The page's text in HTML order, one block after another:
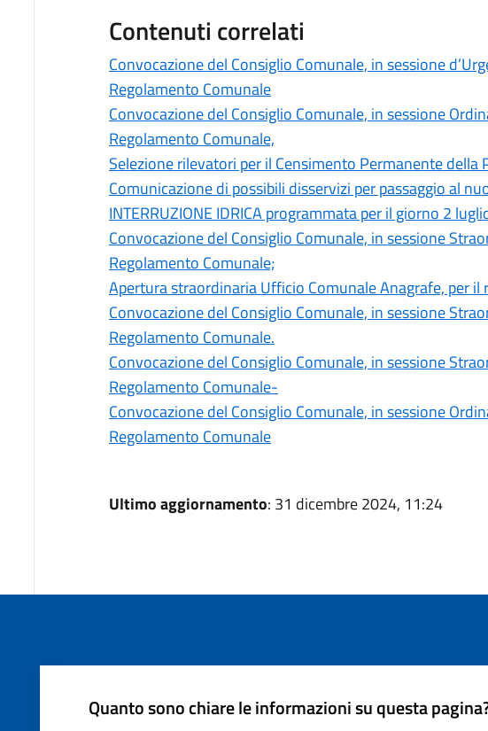
Contenuti correlati
Convocazione del Consiglio Comunale, in sessione
Regolamento Comunale
Convocazione del Consiglio Comunale, in sessione
Regolamento Comunale,
Selezione rilevatori per il Censimento Permanente della
Comunicazione di possibili disservizi per passaggio al
INTERRUZIONE IDRICA programmata per il giorno 2
Convocazione del Consiglio Comunale, in sessione
Regolamento Comunale;
Apertura straordinaria Ufficio Comunale Anagrafe, per
Convocazione del Consiglio Comunale, in sessione
Regolamento Comunale.
Convocazione del Consiglio Comunale, in sessione
Regolamento Comunale-
Convocazione del Consiglio Comunale, in sessione
Regolamento Comunale
Ultimo aggiornamento: 31 dicembre 2024, 11:24
Quanto sono chiare le informazioni su questa